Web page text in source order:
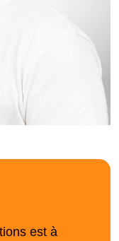
est à